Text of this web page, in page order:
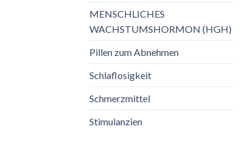
MENSCHLICHES
WACHSTUMSHORMON (HGH)
Pillen zum Abnehmen
Schlaflosigkeit
Schmerzmittel
Stimulanzien